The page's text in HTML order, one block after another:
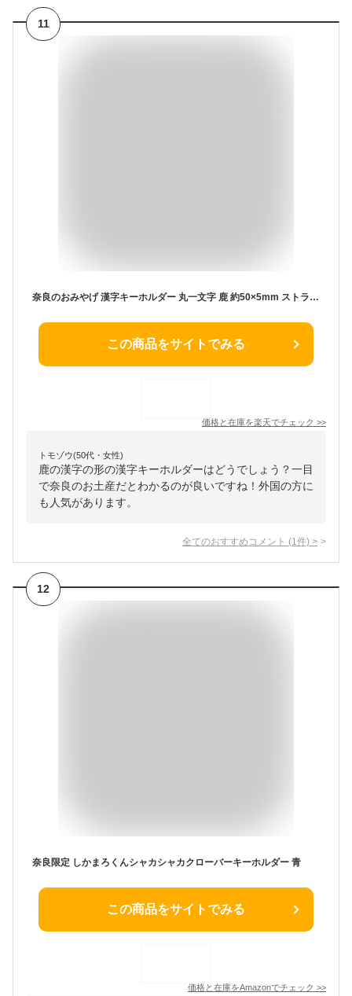
11
奈良のおみやげ 漢字キーホルダー 丸一文字 鹿 約50×5mm ストラップ約52mm アンシャンテラボ / オリジナル商品 日本のおみやげ japanese souvenir omiyage 漢字 かんじ kanji お土産 gift プレゼント【ゆうパケット対応】
この商品をサイトでみる
価格と在庫を楽天でチェック >>
トモゾウ(50代・女性)
鹿の漢字の形の漢字キーホルダーはどうでしょう？一目
で奈良のお土産だとわかるのが良いですね！外国の方に
も人気があります。
全てのおすすめコメント (1 件) >
12
奈良限定 しかまろくんシャカシャカクローバーキーホルダー 青
この商品をサイトでみる
価格と在庫をAmazonでチェック >>